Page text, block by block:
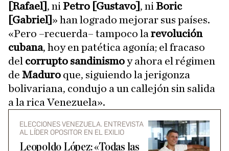
[Rafael] , ni Petro [Gustavo] , ni Boric
[Gabriel] » han logrado mejorar sus países.
«Pero –recuerda– tampoco la revolución
cubana, hoy en patética agonía; el fracaso
del corrupto sandinismoy ahora el régimen
de Maduro que, siguiendo la jerigonza
bolivariana, condujo a un callejón sin salida
a la rica Venezuela».
ELECCIONES VENEZUELA. ENTREVISTA
AL LÍDER OPOSITOR EN EL EXILIO
Leopoldo López: «Todas las